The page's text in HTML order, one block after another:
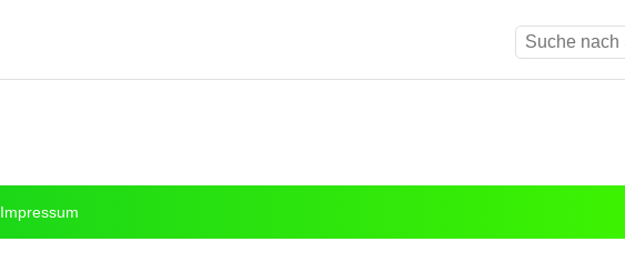
Impressum